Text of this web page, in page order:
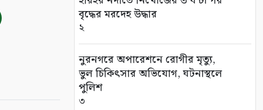
বৃদ্ধের মরদেহ উদ্ধার
২
নুরনগরে অপারেশনে রোগীর মৃত্যু,
ভুল চিকিৎসার অভিযোগ, ঘটনাস্থলে
পুলিশ
৩